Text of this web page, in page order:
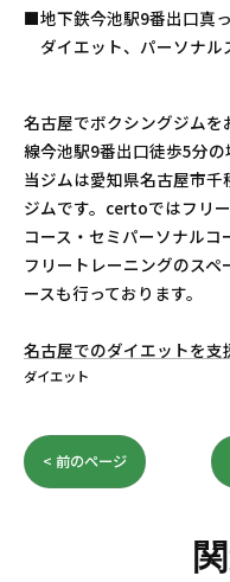
■地下鉄今池駅9番出口真
ダイエット、パーソナル
名古屋でボクシングジム
線今池駅9番出口徒歩5分
当ジムは愛知県名古屋市
ジムです。certoではフリ
コース・セミパーソナルコ
フリートレーニングのス
ースも行っております。
名古屋でのダイエットを支
ダイエット
< 前のページ